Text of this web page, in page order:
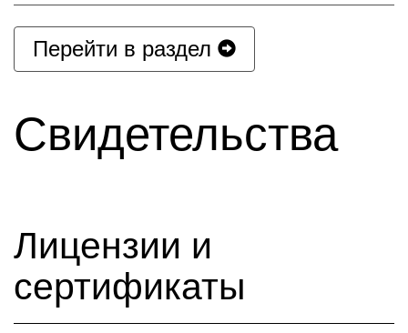
Перейти в раздел
Свидетельства
Лицензии и
сертификаты